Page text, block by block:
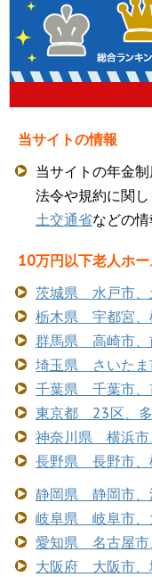
当サイトの情報
当サイトの年金
法令や規約に関し
土交通省などの
10万円以下老人ホー
茨城県 水戸市、
栃木県 宇都宮、
群馬県 高崎市、
埼玉県 さいたま
千葉県 千葉市、
東京都 23区、
神奈川県 横浜市
長野県 長野市、
静岡県 静岡市、
岐阜県 岐阜市、
愛知県 名古屋市
大阪府 大阪市、